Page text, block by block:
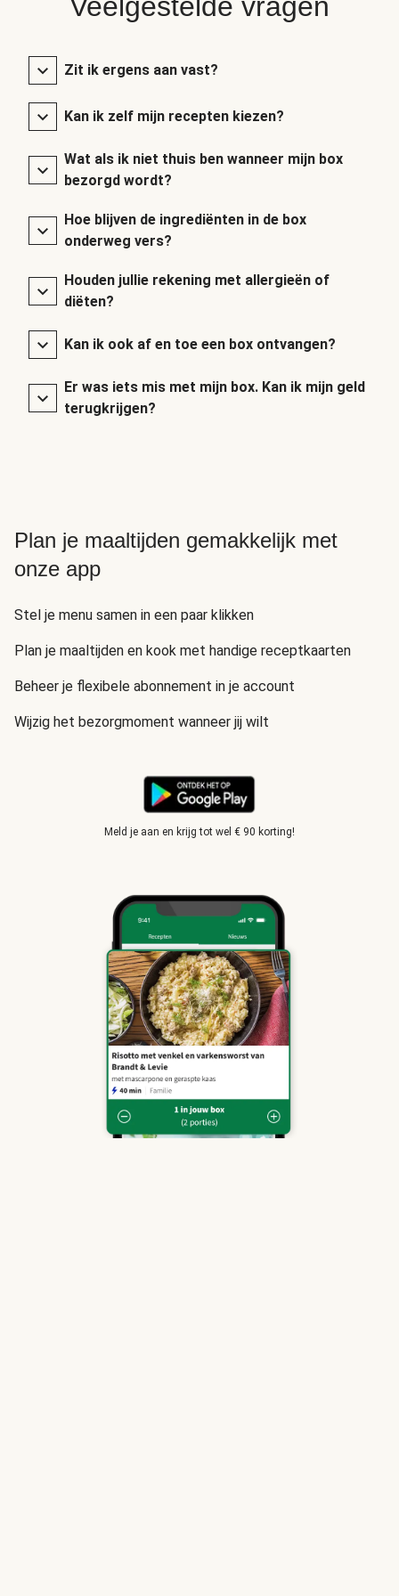
Zit ik ergens aan vast?
Kan ik zelf mijn recepten kiezen?
Wat als ik niet thuis ben wanneer mijn box
bezorgd wordt?
Hoe blijven de ingrediënten in de box
onderweg vers?
Houden jullie rekening met allergieën of
diëten?
Kan ik ook af en toe een box ontvangen?
Er was iets mis met mijn box. Kan ik mijn geld
terugkrijgen?
Plan je maaltijden gemakkelijk met
onze app
Stel je menu samen in een paar klikken
Plan je maaltijden en kook met handige receptkaarten
Beheer je flexibele abonnement in je account
Wijzig het bezorgmoment wanneer jij wilt
Meld je aan en krijg tot wel € 90 korting!